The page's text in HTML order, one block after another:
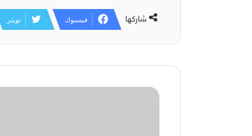
شاركها فيسبوك تويتر